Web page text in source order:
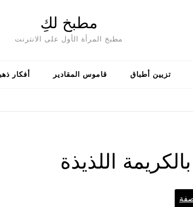
مطبخ لكِ
مطبخ المرأة الأول على الانترنت
تزيين أطباق قاموس المقادير أفكار
اللذيذة